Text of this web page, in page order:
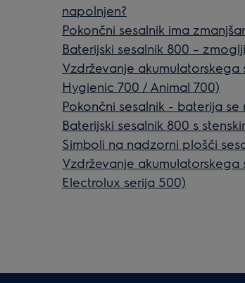
napolnjen?
Pokončni sesalnik ima
Baterijski sesalnik 800 –
Vzdrževanje
Hygienic 700 / Animal 700)
Pokončni sesalnik - baterija se
Baterijski sesalnik 800 s
Simboli na nadzorni plošči
Vzdrževanje
Electrolux serija 500)